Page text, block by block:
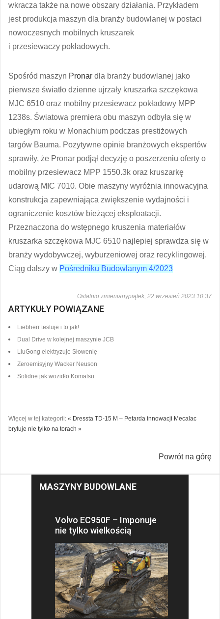
wkracza także na nowe obszary działania. Przykładem
jest produkcja maszyn dla branży budowlanej w postaci
nowoczesnych mobilnych kruszarek
i przesiewaczy pokładowych.
Spośród maszyn Pronar dla branży budowlanej jako
pierwsze światło dzienne ujrzały kruszarka szczękowa
MJC 6510 oraz mobilny przesiewacz pokładowy MPP
1238s. Światowa premiera obu maszyn odbyła się w
ubiegłym roku w Monachium podczas prestiżowych
targów Bauma. Pozytywne opinie branżowych ekspertów
sprawiły, że Pronar podjął decyzję o poszerzeniu oferty o
mobilny przesiewacz MPP 1550.3k oraz kruszarkę
udarową MIC 7010. Obie maszyny wyróżnia innowacyjna
konstrukcja zapewniająca zwiększenie wydajności i
ograniczenie kosztów bieżącej eksploatacji.
Przeznaczona do wstępnego kruszenia materiałów
kruszarka szczękowa MJC 6510 najlepiej sprawdza się w
branży wydobywczej, wyburzeniowej oraz recyklingowej.
Ciąg dalszy w Pośredniku Budowlanym 4/2023
Ostatnio zmienianypiątek, 22 wrzesień 2023 10:37
ARTYKUŁY POWIĄZANE
Liebherr testuje i to jak!
Dual Drive w kolejnej maszynie JCB
LiuGong elektryzuje Słowenię
Zeroemisyjny Wacker Neuson
Solidne jak wozidło Komatsu
Więcej w tej kategorii: « Dressta TD-15 M – Petarda innowacji Mecalac
bryluje nie tylko na torach »
Powrót na górę
MASZYNY BUDOWLANE
Volvo EC950F – Imponuje
nie tylko wielkością